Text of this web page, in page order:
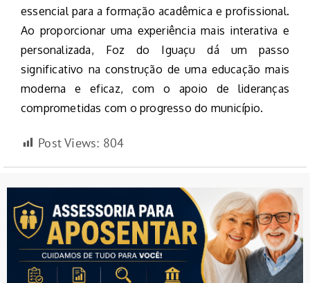
essencial para a formação acadêmica e profissional.
Ao proporcionar uma experiência mais interativa e
personalizada, Foz do Iguaçu dá um passo
significativo na construção de uma educação mais
moderna e eficaz, com o apoio de lideranças
comprometidas com o progresso do município.
Post Views: 804